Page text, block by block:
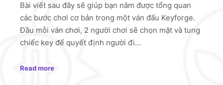
Bài viết sau đây sẽ giúp bạn nắm được tổng quan
các bước chơi cơ bản trong một ván đấu Keyforge.
Đầu mỗi ván chơi, 2 người chơi sẽ chọn mặt và tung
chiếc key để quyết định người đi…
Read more